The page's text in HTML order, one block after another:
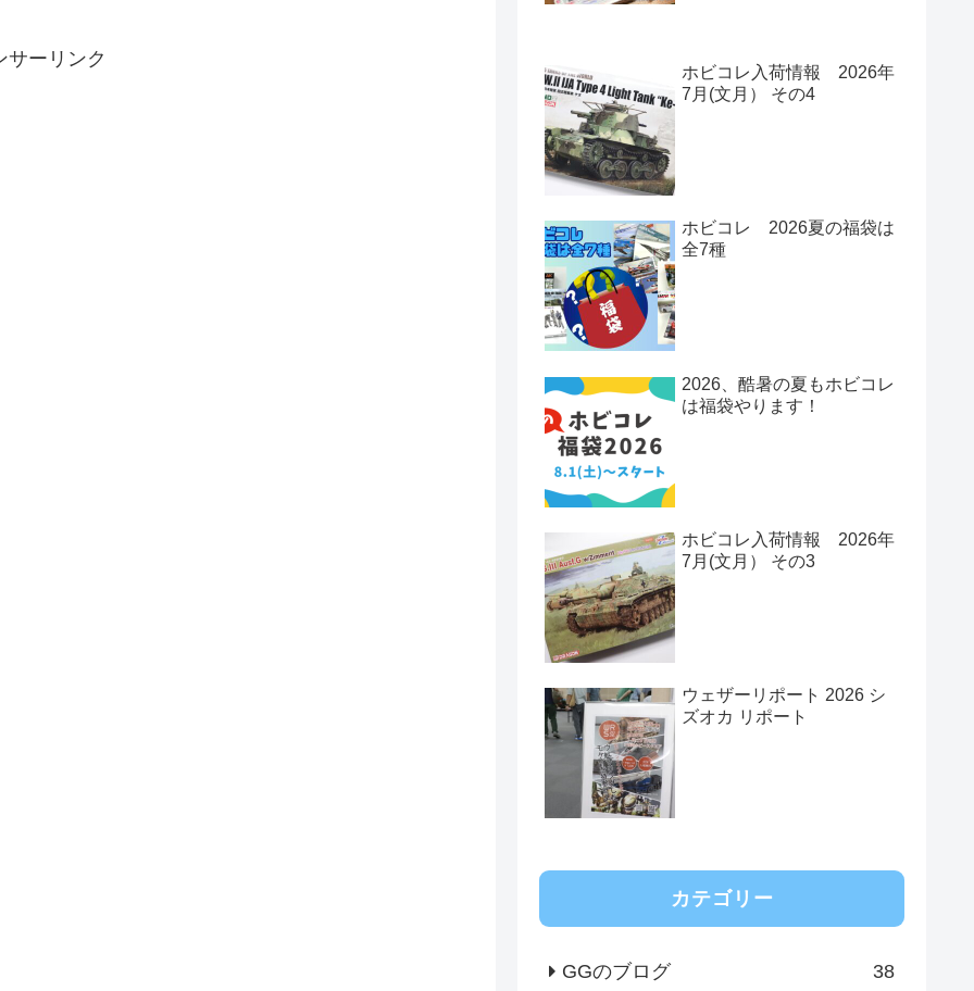
サーリンク
ホビコレ入荷情報 2026年
7月(文月） その4
ホビコレ 2026夏の福袋は
全7種
2026、酷暑の夏もホビコレ
は福袋やります！
ホビコレ入荷情報 2026年
7月(文月） その3
ウェザーリポート 2026 シ
ズオカ リポート
カテゴリー
GGのブログ 38